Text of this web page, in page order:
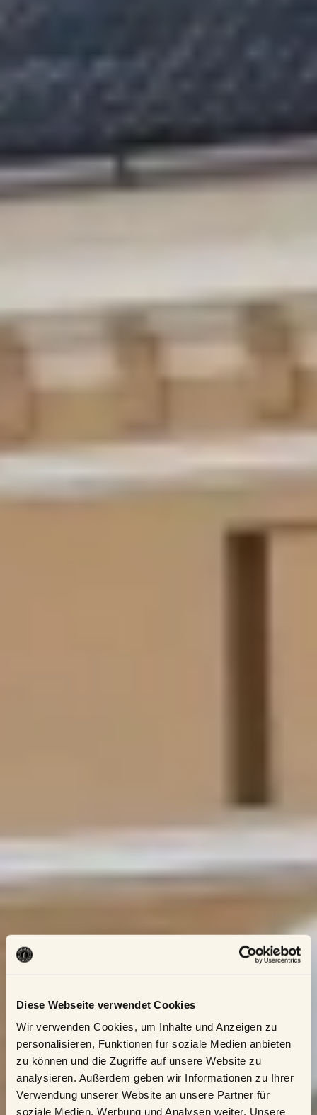
Diese Webseite verwendet Cookies
Wir verwenden Cookies, um Inhalte und Anzeigen zu
personalisieren, Funktionen für soziale Medien anbieten
zu können und die Zugriffe auf unsere Website zu
analysieren. Außerdem geben wir Informationen zu Ihrer
Verwendung unserer Website an unsere Partner für
soziale Medien, Werbung und Analysen weiter. Unsere